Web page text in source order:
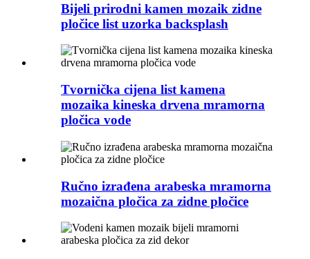
Bijeli prirodni kamen mozaik zidne
pločice list uzorka backsplash
Tvornička cijena list kamena
mozaika kineska drvena mramorna
pločica vode
Ručno izrađena arabeska mramorna
mozaična pločica za zidne pločice